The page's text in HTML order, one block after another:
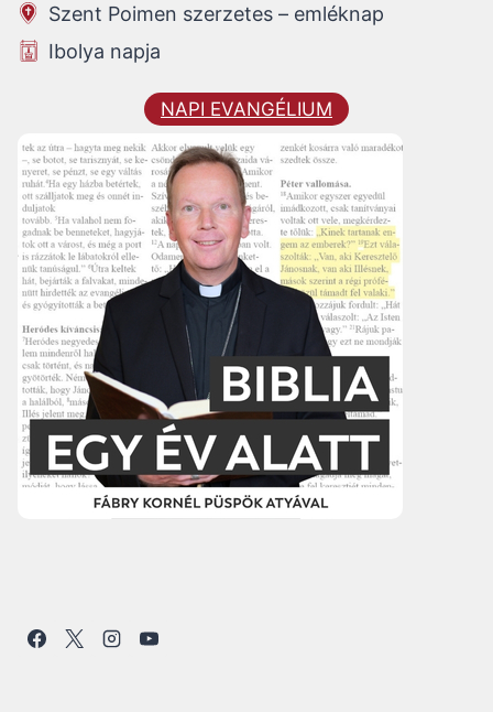
Szent Poimen szerzetes – emléknap
Ibolya napja
NAPI EVANGÉLIUM